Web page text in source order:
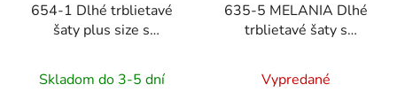
654-1 Dlhé trblietavé
šaty plus size s
priesvitnými rukávmi -
zelené
Skladom do 3-5 dní
635-5 MELANIA Dlhé
trblietavé šaty s
rukávmi - vínové
Vypredané